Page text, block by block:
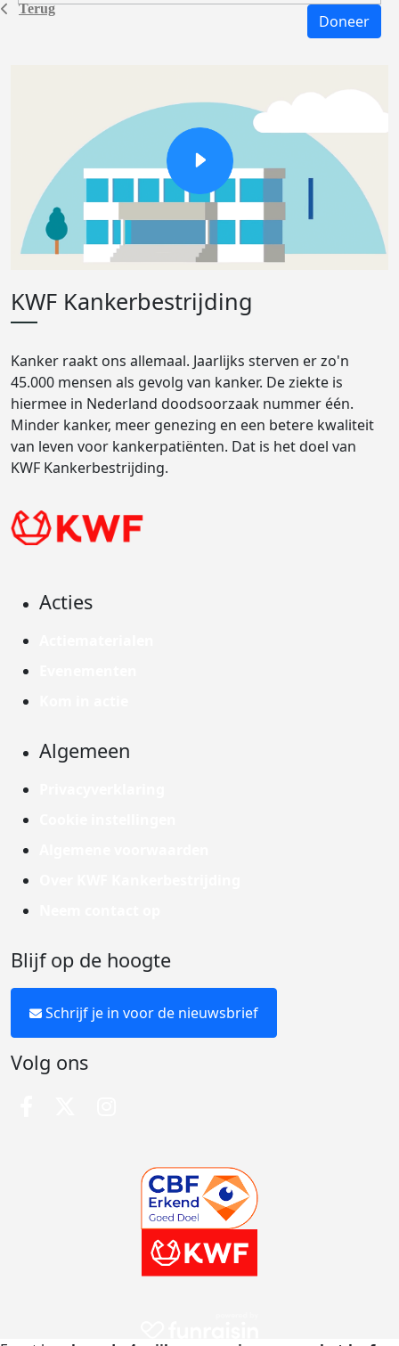
Terug
Doneer
KWF Kankerbestrijding
Kanker raakt ons allemaal. Jaarlijks sterven er zo'n
45.000 mensen als gevolg van kanker. De ziekte is
hiermee in Nederland doodsoorzaak nummer één.
Minder kanker, meer genezing en een betere kwaliteit
van leven voor kankerpatiënten. Dat is het doel van
KWF Kankerbestrijding.
Acties
Algemeen
Blijf op de hoogte
Schrijf je in voor de nieuwsbrief
Volg ons